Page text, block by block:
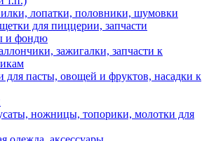
лопатки, половники, шумовки
для пиццерии, запчасти
и фондю
зажигалки, запчасти к
пасты, овощей и фруктов, насадки к
ножницы, топорики, молотки для